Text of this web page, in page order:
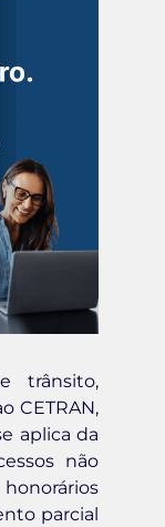
trânsito,
CETRAN,
aplica da
não
parcial